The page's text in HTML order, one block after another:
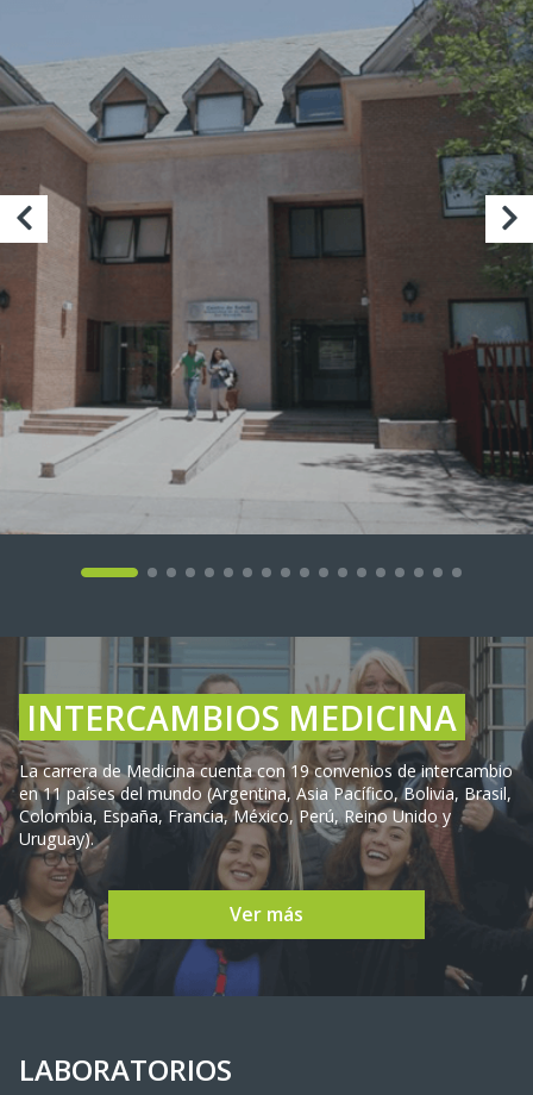
INTERCAMBIOS MEDICINA
La carrera de Medicina cuenta con 19 convenios de intercambio
en 11 países del mundo (Argentina, Asia Pacífico, Bolivia, Brasil,
Colombia, España, Francia, México, Perú, Reino Unido y
Uruguay).
Ver más
LABORATORIOS